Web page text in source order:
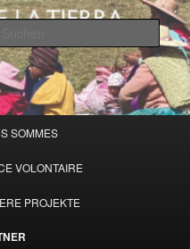
SOMMES
VOLONTAIRE
PROJEKTE